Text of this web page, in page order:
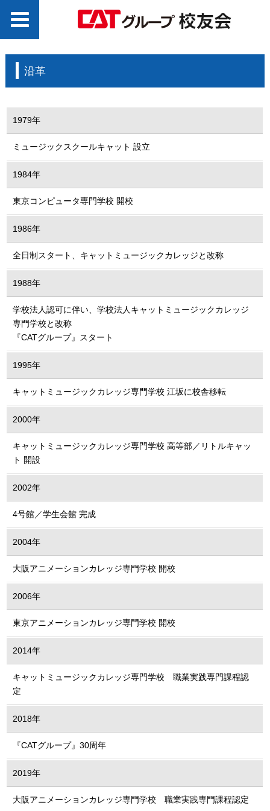
沿革
1979年
ミュージックスクールキャット 設立
1984年
東京コンピュータ専門学校 開校
1986年
全日制スタート、キャットミュージックカレッジと改称
1988年
学校法人認可に伴い、学校法人キャットミュージックカレッジ
専門学校と改称
『CATグループ』スタート
1995年
キャットミュージックカレッジ専門学校 江坂に校舎移転
2000年
キャットミュージックカレッジ専門学校 高等部／リトルキャッ
ト 開設
2002年
4号館／学生会館 完成
2004年
大阪アニメーションカレッジ専門学校 開校
2006年
東京アニメーションカレッジ専門学校 開校
2014年
キャットミュージックカレッジ専門学校 職業実践専門課程認
定
2018年
『CATグループ』30周年
2019年
大阪アニメーションカレッジ専門学校 職業実践専門課程認定